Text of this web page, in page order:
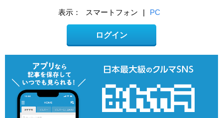
表示： スマートフォン | PC
ログイン